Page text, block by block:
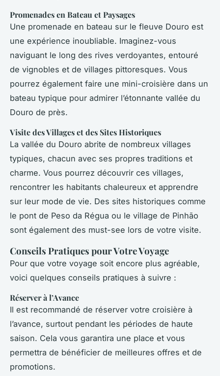
Promenades en Bateau et Paysages
Une promenade en bateau sur le fleuve Douro est
une expérience inoubliable. Imaginez-vous
naviguant le long des rives verdoyantes, entouré
de vignobles et de villages pittoresques. Vous
pourrez également faire une mini-croisière dans un
bateau typique pour admirer l’étonnante vallée du
Douro de près.
Visite des Villages et des Sites Historiques
La vallée du Douro abrite de nombreux villages
typiques, chacun avec ses propres traditions et
charme. Vous pourrez découvrir ces villages,
rencontrer les habitants chaleureux et apprendre
sur leur mode de vie. Des sites historiques comme
le pont de Peso da Régua ou le village de Pinhão
sont également des must-see lors de votre visite.
Conseils Pratiques pour Votre Voyage
Pour que votre voyage soit encore plus agréable,
voici quelques conseils pratiques à suivre :
Réserver à l’Avance
Il est recommandé de réserver votre croisière à
l’avance, surtout pendant les périodes de haute
saison. Cela vous garantira une place et vous
permettra de bénéficier de meilleures offres et de
promotions.